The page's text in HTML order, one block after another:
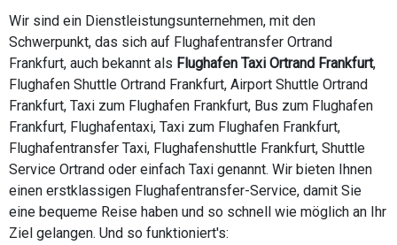
Wir sind ein Dienstleistungsunternehmen, mit den
Schwerpunkt, das sich auf Flughafentransfer Ortrand
Frankfurt, auch bekannt als Flughafen Taxi Ortrand Frankfurt,
Flughafen Shuttle Ortrand Frankfurt, Airport Shuttle Ortrand
Frankfurt, Taxi zum Flughafen Frankfurt, Bus zum Flughafen
Frankfurt, Flughafentaxi, Taxi zum Flughafen Frankfurt,
Flughafentransfer Taxi, Flughafenshuttle Frankfurt, Shuttle
Service Ortrand oder einfach Taxi genannt. Wir bieten Ihnen
einen erstklassigen Flughafentransfer-Service, damit Sie
eine bequeme Reise haben und so schnell wie möglich an Ihr
Ziel gelangen. Und so funktioniert's: